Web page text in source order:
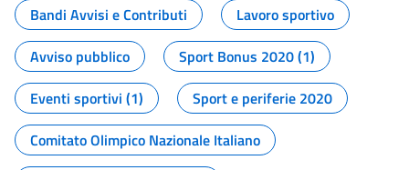
Bandi Avvisi e Contributi
Lavoro sportivo
Avviso pubblico
Sport Bonus 2020 (1)
Eventi sportivi (1)
Sport e periferie 2020
Comitato Olimpico Nazionale Italiano